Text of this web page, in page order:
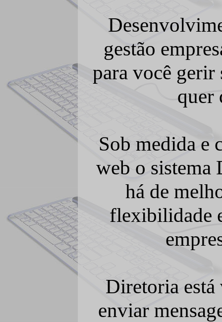
gestão
para você gerir
quer
Sob medida e
web o sistema
há de
flexibilidade
Diretoria está
enviar